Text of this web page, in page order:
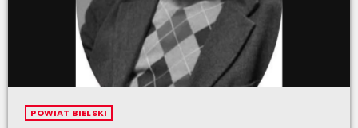
POWIAT BIELSKI